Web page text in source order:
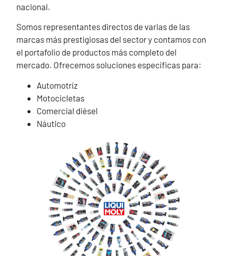
nacional.
Somos representantes directos de varias de las
marcas más prestigiosas del sector y contamos con
el portafolio de productos más completo del
mercado. Ofrecemos soluciones específicas para:
Automotríz
Motocicletas
Comercial diésel
Náutico